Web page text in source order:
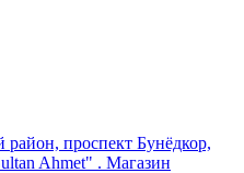
проспект Бунёдкор,
Ahmet" . Магазин